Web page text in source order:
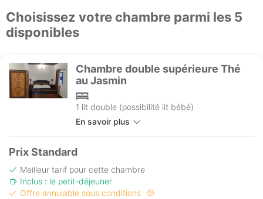
Choisissez votre chambre parmi les 5
disponibles
Chambre double supérieure Thé
au Jasmin
1 lit double (possibilité lit bébé)
En savoir plus
Prix Standard
Meilleur tarif pour cette chambre
Inclus : le petit-déjeuner
Offre annulable sous conditions